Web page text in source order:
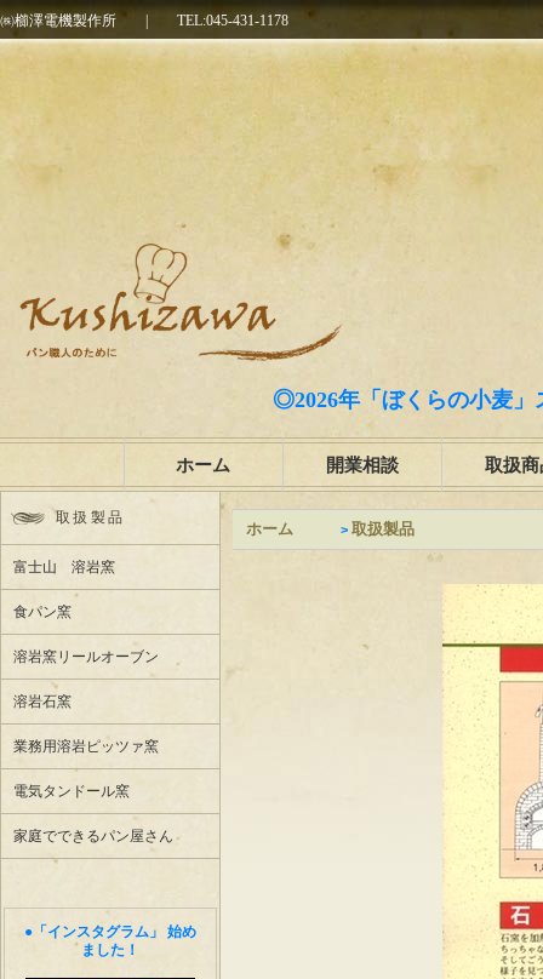
㈱櫛澤電機製作所 | TEL:045-431-1178
◎2026年「ぼくらの小麦
ホーム 開業相談 取扱商
取扱製品
富士山 溶岩窯
食パン窯
溶岩窯リールオーブン
溶岩石窯
業務用溶岩ピッツァ窯
電気タンドール窯
家庭でできるパン屋さん
●「インスタグラム」 始め
ました！
ホーム > 取扱製品